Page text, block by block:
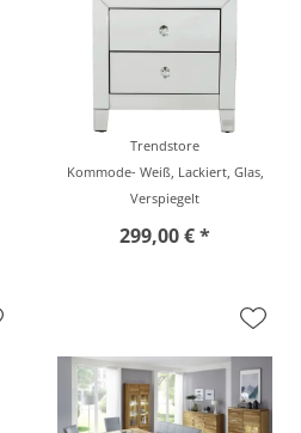
Trendstore
Kommode- Weiß, Lackiert, Glas,
Verspiegelt
299,00 € *